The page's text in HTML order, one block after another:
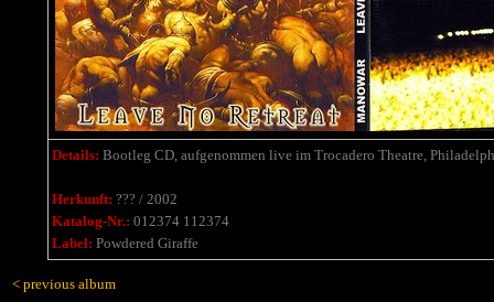
Details: Bootleg CD, aufgenommen live im Trocadero Theatre,
Herkunft: ??? / 2002
Katalog-Nr.: 012374 112374
Label: Powdered Giraffe
< previous album